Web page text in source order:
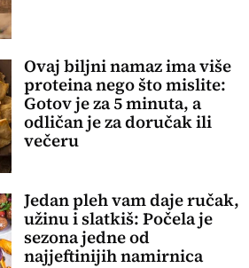
Ovaj biljni namaz ima više
proteina nego što mislite:
Gotov je za 5 minuta, a
odličan je za doručak ili
večeru
Jedan pleh vam daje ručak,
užinu i slatkiš: Počela je
sezona jedne od
najjeftinijih namirnica